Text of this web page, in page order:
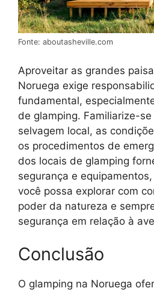
Fonte: aboutasheville.com
Aproveitar as grandes
Noruega exige
fundamental,
de glamping. Familiarize-
selvagem local, as
os procedimentos de
dos locais de glamping
segurança e
você possa explorar com
poder da natureza e
segurança em relação à
Conclusão
O glamping na Noruega